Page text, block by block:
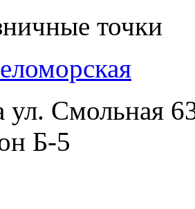
точки
ул. Смольная
Б-5